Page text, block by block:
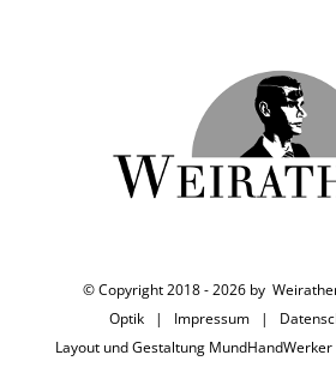
© Copyright 2018 -2026 by
Optik | Impressum |
Layout und Gestaltung